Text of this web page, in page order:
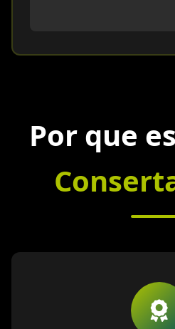
Por que